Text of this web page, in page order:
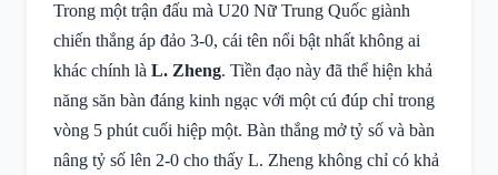
Trong một trận đấu mà U20 Nữ Trung Quốc giành
chiến thắng áp đảo 3-0, cái tên nổi bật nhất không ai
khác chính là L. Zheng. Tiền đạo này đã thể hiện khả
năng săn bàn đáng kinh ngạc với một cú đúp chỉ trong
vòng 5 phút cuối hiệp một. Bàn thắng mở tỷ số và bàn
nâng tỷ số lên 2-0 cho thấy L. Zheng không chỉ có khả